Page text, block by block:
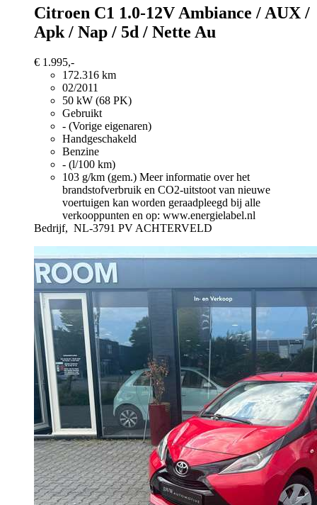
Citroen C1 1.0-12V Ambiance / AUX /
Apk / Nap / 5d / Nette Au
€ 1.995,-
172.316 km
02/2011
50 kW (68 PK)
Gebruikt
- (Vorige eigenaren)
Handgeschakeld
Benzine
- (l/100 km)
103 g/km (gem.) Meer informatie over het
brandstofverbruik en CO2-uitstoot van nieuwe
voertuigen kan worden geraadpleegd bij alle
verkooppunten en op: www.energielabel.nl
Bedrijf, NL-3791 PV ACHTERVELD